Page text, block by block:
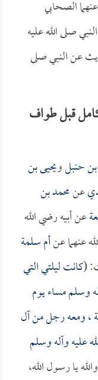
الصحابي
صلى الله عليه
عن النبي صلى
قبل طواف
حنبلويحيى بن
عنمحمد بن
عن أبيه رضي الله
عنهما عنأم سلمة
(كانت ليلتي التي
وسلم مساء يوم
، ومعه رجل من آل
عليه وآله وسلم
يا رسول الله،